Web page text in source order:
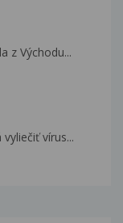
z Východu...
vírus...